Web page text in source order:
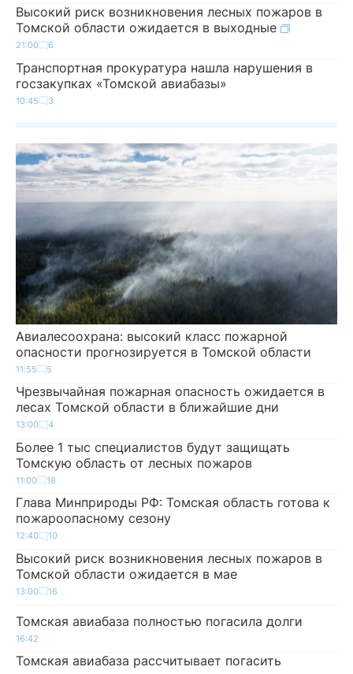
Высокий риск возникновения лесных пожаров в
Томской области ожидается в выходные
21:00 6
Транспортная прокуратура нашла нарушения в
госзакупках «Томской авиабазы»
10:45 3
Авиалесоохрана: высокий класс пожарной
опасности прогнозируется в Томской области
11:55 5
Чрезвычайная пожарная опасность ожидается в
лесах Томской области в ближайшие дни
13:00 4
Более 1 тыс специалистов будут защищать
Томскую область от лесных пожаров
11:00 18
Глава Минприроды РФ: Томская область готова к
пожароопасному сезону
12:40 10
Высокий риск возникновения лесных пожаров в
Томской области ожидается в мае
13:00 16
Томская авиабаза полностью погасила долги
16:42
Томская авиабаза рассчитывает погасить